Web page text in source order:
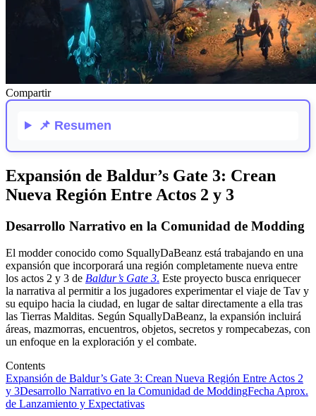
Compartir
📌 Resumen
Expansión de Baldur’s Gate 3: Crean
Nueva Región Entre Actos 2 y 3
Desarrollo Narrativo en la Comunidad de Modding
El modder conocido como SquallyDaBeanz está trabajando en una
expansión que incorporará una región completamente nueva entre
los actos 2 y 3 de Baldur’s Gate 3. Este proyecto busca enriquecer
la narrativa al permitir a los jugadores experimentar el viaje de Tav y
su equipo hacia la ciudad, en lugar de saltar directamente a ella tras
las Tierras Malditas. Según SquallyDaBeanz, la expansión incluirá
áreas, mazmorras, encuentros, objetos, secretos y rompecabezas, con
un enfoque en la exploración y el combate.
Contents
Expansión de Baldur’s Gate 3: Crean Nueva Región Entre Actos 2
y 3Desarrollo Narrativo en la Comunidad de ModdingFecha Aprox.
de Lanzamiento y Expectativas